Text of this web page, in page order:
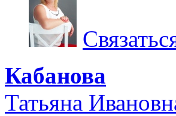
Кабанова
Татьяна